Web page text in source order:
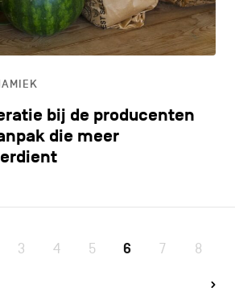
bij de producenten
die meer
3 4 5 6 7 8